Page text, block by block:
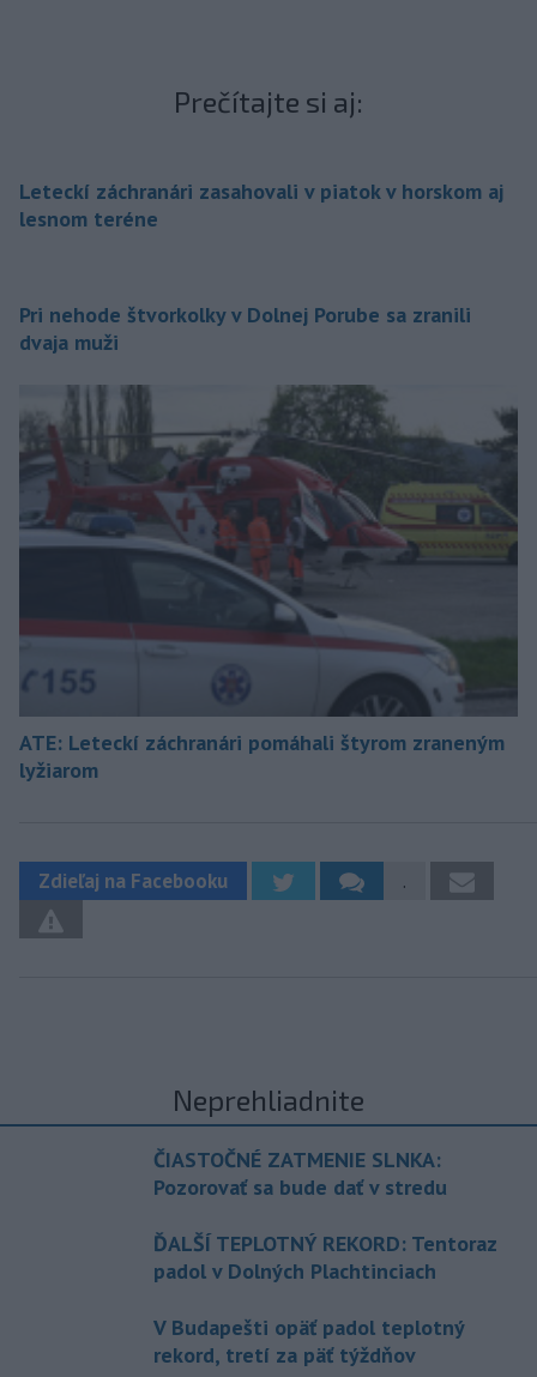
Prečítajte si aj:
Leteckí záchranári zasahovali v piatok v horskom aj
lesnom teréne
Pri nehode štvorkolky v Dolnej Porube sa zranili
dvaja muži
ATE: Leteckí záchranári pomáhali štyrom zraneným
lyžiarom
Zdieľaj na Facebooku .
Neprehliadnite
ČIASTOČNÉ ZATMENIE SLNKA:
Pozorovať sa bude dať v stredu
ĎALŠÍ TEPLOTNÝ REKORD: Tentoraz
padol v Dolných Plachtinciach
V Budapešti opäť padol teplotný
rekord, tretí za päť týždňov